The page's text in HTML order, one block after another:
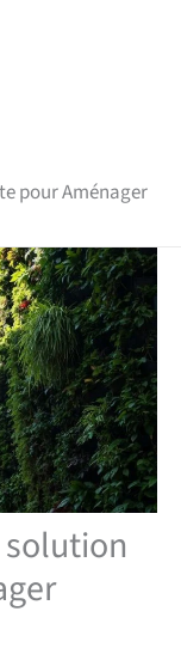
pour Aménager
solution